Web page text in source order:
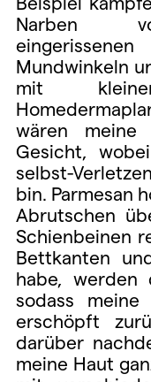
Narben
Mundwinkeln
mit
wären meine
Gesicht,
selbst-
bin. Parmesan
Abrutschen
Schienbeinen
Bettkanten
habe, werden
sodass
erschöpft
darüber
meine Haut